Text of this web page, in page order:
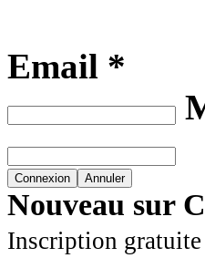
Email *
Nouveau sur
Inscription gratuite